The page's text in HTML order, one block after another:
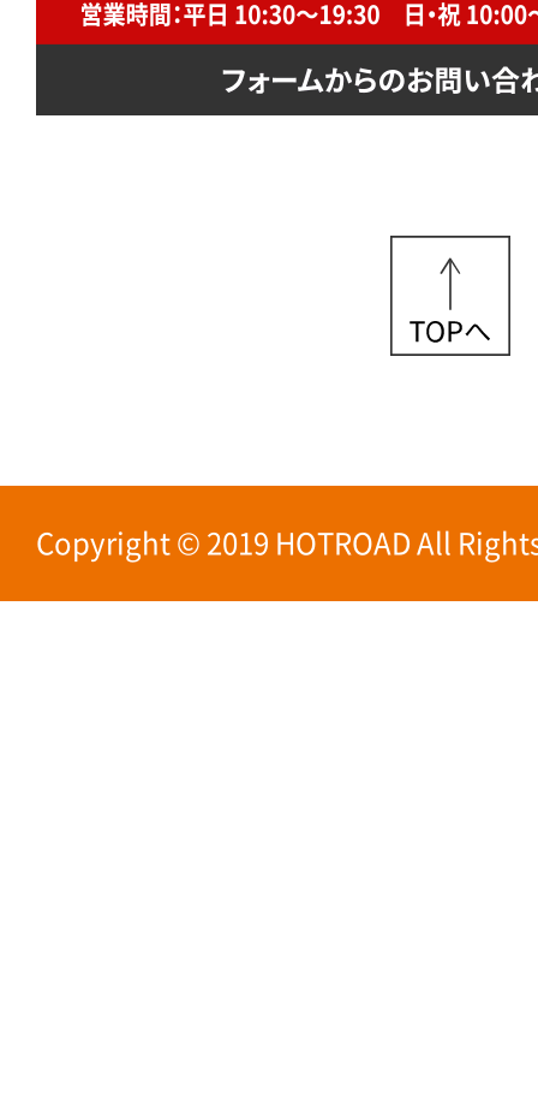
Copyright © 2019 HOTROAD All